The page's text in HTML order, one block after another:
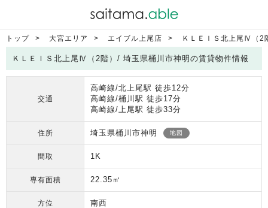
トップ 大宮エリア エイブル上尾店 ＫＬＥＩＳ北上尾Ⅳ（2
ＫＬＥＩＳ北上尾Ⅳ（2階）/ 埼玉県桶川市神明の賃貸物件情報
交通
高崎線/北上尾駅 徒歩12分
高崎線/桶川駅 徒歩17分
高崎線/上尾駅 徒歩33分
住所 埼玉県桶川市神明 地図
間取 1K
専有面積 22.35㎡
方位 南西